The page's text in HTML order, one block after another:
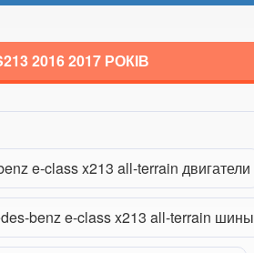
attach_fileПрикріпити файл
2016 2017 РОКІВ
e-class x213 all-terrain двигатели
benz e-class x213 all-terrain шины